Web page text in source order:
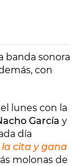
banda sonora
con
lunes con la
García y
día
la cita y gana
molonas de